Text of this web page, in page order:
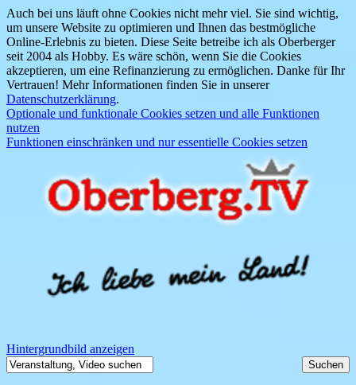
Auch bei uns läuft ohne Cookies nicht mehr viel. Sie sind wichtig,
um unsere Website zu optimieren und Ihnen das bestmögliche
Online-Erlebnis zu bieten. Diese Seite betreibe ich als Oberberger
seit 2004 als Hobby. Es wäre schön, wenn Sie die Cookies
akzeptieren, um eine Refinanzierung zu ermöglichen. Danke für Ihr
Vertrauen! Mehr Informationen finden Sie in unserer
Datenschutzerklärung.
Optionale und funktionale Cookies setzen und alle Funktionen
nutzen
Funktionen einschränken und nur essentielle Cookies setzen
Hintergrundbild anzeigen